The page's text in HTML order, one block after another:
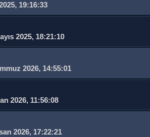
19:16:33
2025, 18:21:10
2026, 14:55:01
2026, 11:56:08
2026, 17:22:21